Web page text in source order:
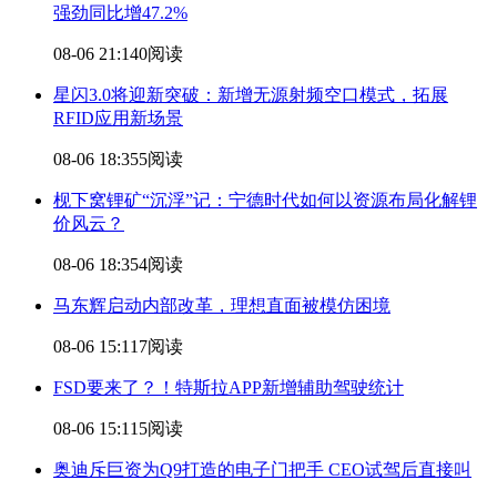
强劲同比增47.2%
08-06 21:140阅读
星闪3.0将迎新突破：新增无源射频空口模式，拓展
RFID应用新场景
08-06 18:355阅读
枧下窝锂矿“沉浮”记：宁德时代如何以资源布局化解锂
价风云？
08-06 18:354阅读
马东辉启动内部改革，理想直面被模仿困境
08-06 15:11 7阅读
FSD要来了？！特斯拉APP新增辅助驾驶统计
08-06 15:11 5阅读
奥迪斥巨资为Q9打造的电子门把手 CEO试驾后直接叫